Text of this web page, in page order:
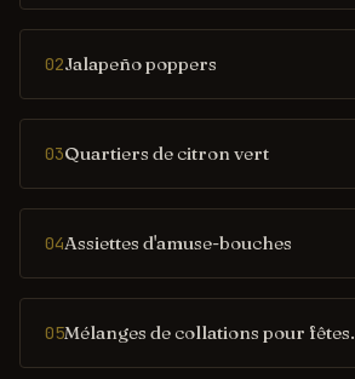
02Jalapeño poppers
03Quartiers de citron vert
04Assiettes d'amuse-bouches
05Mélanges de collations pour fêtes.